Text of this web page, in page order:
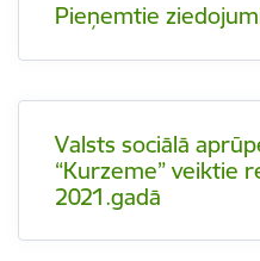
Pieņemtie
Valsts sociālā
“Kurzeme” veiktie
2021.gadā